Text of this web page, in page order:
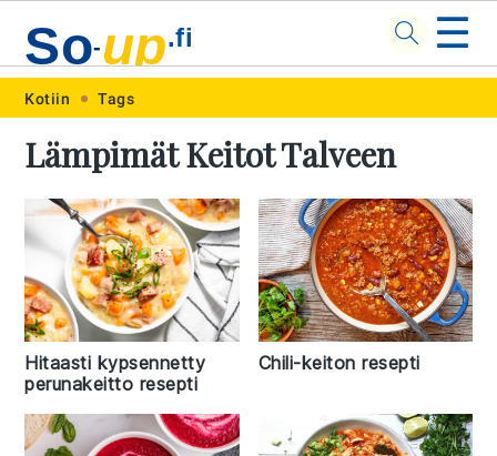
Skip
primary
navigation
Skip
main
content
Skip
primary
sidebar
Skip
footer
So-up.fi ☰
Kotiin Tags
Lämpimät Keitot Talveen
Hitaasti kypsennetty
perunakeitto resepti
Chili-keiton resepti